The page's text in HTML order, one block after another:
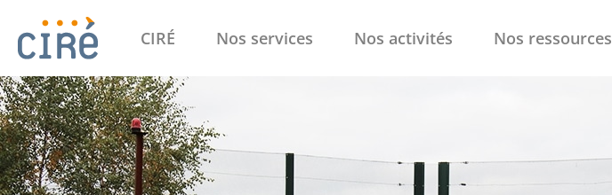
CIRÉ Nos services Nos activités Nos ressources